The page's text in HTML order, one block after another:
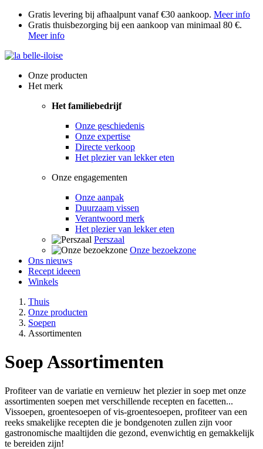
Gratis levering bij afhaalpunt vanaf €30 aankoop. Meer info
Gratis thuisbezorging bij een aankoop van minimaal 80 €.
Meer info
Onze producten
Het merk
Het familiebedrijf
Onze geschiedenis
Onze expertise
Directe verkoop
Het plezier van lekker eten
Onze engagementen
Onze aanpak
Duurzaam vissen
Verantwoord merk
Het plezier van lekker eten
Perszaal
Onze bezoekzone
Ons nieuws
Recept ideeen
Winkels
Thuis
Onze producten
Soepen
Assortimenten
SoepAssortimenten
Profiteer van de variatie en vernieuw het plezier in soep met onze
assortimenten soepen met verschillende recepten en facetten...
Vissoepen, groentesoepen of vis-groentesoepen, profiteer van een
reeks smakelijke recepten die je bondgenoten zullen zijn voor
gastronomische maaltijden die gezond, evenwichtig en gemakkelijk
te bereiden zijn!